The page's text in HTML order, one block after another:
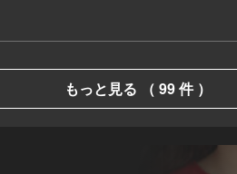
もっと見る （ 99 件 ）